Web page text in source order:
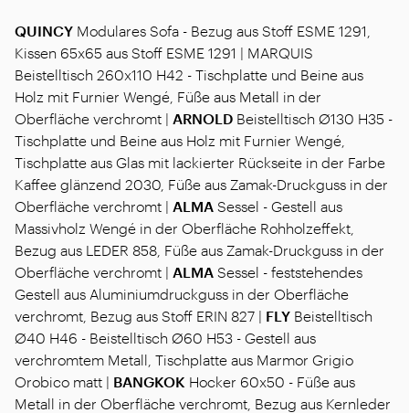
QUINCY Modulares Sofa - Bezug aus Stoff ESME 1291,
Kissen 65x65 aus Stoff ESME 1291 | MARQUIS
Beistelltisch 260x110 H42 - Tischplatte und Beine aus
Holz mit Furnier Wengé, Füße aus Metall in der
Oberfläche verchromt | ARNOLD Beistelltisch Ø130 H35 -
Tischplatte und Beine aus Holz mit Furnier Wengé,
Tischplatte aus Glas mit lackierter Rückseite in der Farbe
Kaffee glänzend 2030, Füße aus Zamak-Druckguss in der
Oberfläche verchromt | ALMA Sessel - Gestell aus
Massivholz Wengé in der Oberfläche Rohholzeffekt,
Bezug aus LEDER 858, Füße aus Zamak-Druckguss in der
Oberfläche verchromt | ALMA Sessel - feststehendes
Gestell aus Aluminiumdruckguss in der Oberfläche
verchromt, Bezug aus Stoff ERIN 827 | FLY Beistelltisch
Ø40 H46 - Beistelltisch Ø60 H53 - Gestell aus
verchromtem Metall, Tischplatte aus Marmor Grigio
Orobico matt | BANGKOK Hocker 60x50 - Füße aus
Metall in der Oberfläche verchromt, Bezug aus Kernleder